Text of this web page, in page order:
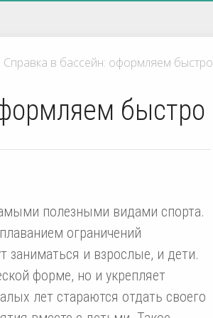
Справка в бассейн: оформляем быстро
быстро
полезными видами спорта.
ограничений
заниматься и взрослые, и дети.
форме, но и укрепляет
лет стараются отдать своего